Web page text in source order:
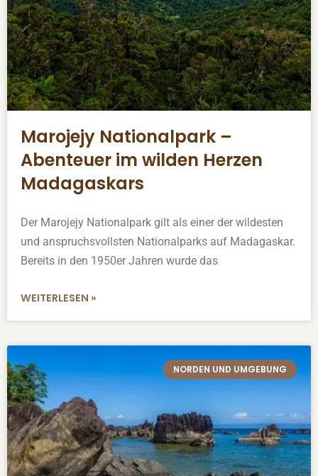
Marojejy Nationalpark –
Abenteuer im wilden Herzen
Madagaskars
Der Marojejy Nationalpark gilt als einer der wildesten
und anspruchsvollsten Nationalparks auf Madagaskar.
Bereits in den 1950er Jahren wurde das
WEITERLESEN »
NORDEN UND UMGEBUNG